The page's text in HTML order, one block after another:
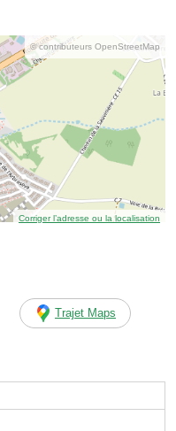
© contributeurs OpenStreetMap
Corriger l’adresse ou la localisation
Trajet Maps